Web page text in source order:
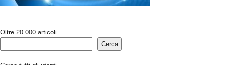
Oltre 20.000 articoli
Cerca